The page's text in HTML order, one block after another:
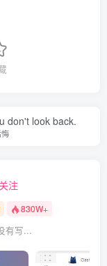
don't look back.
关注
830W+
有写...